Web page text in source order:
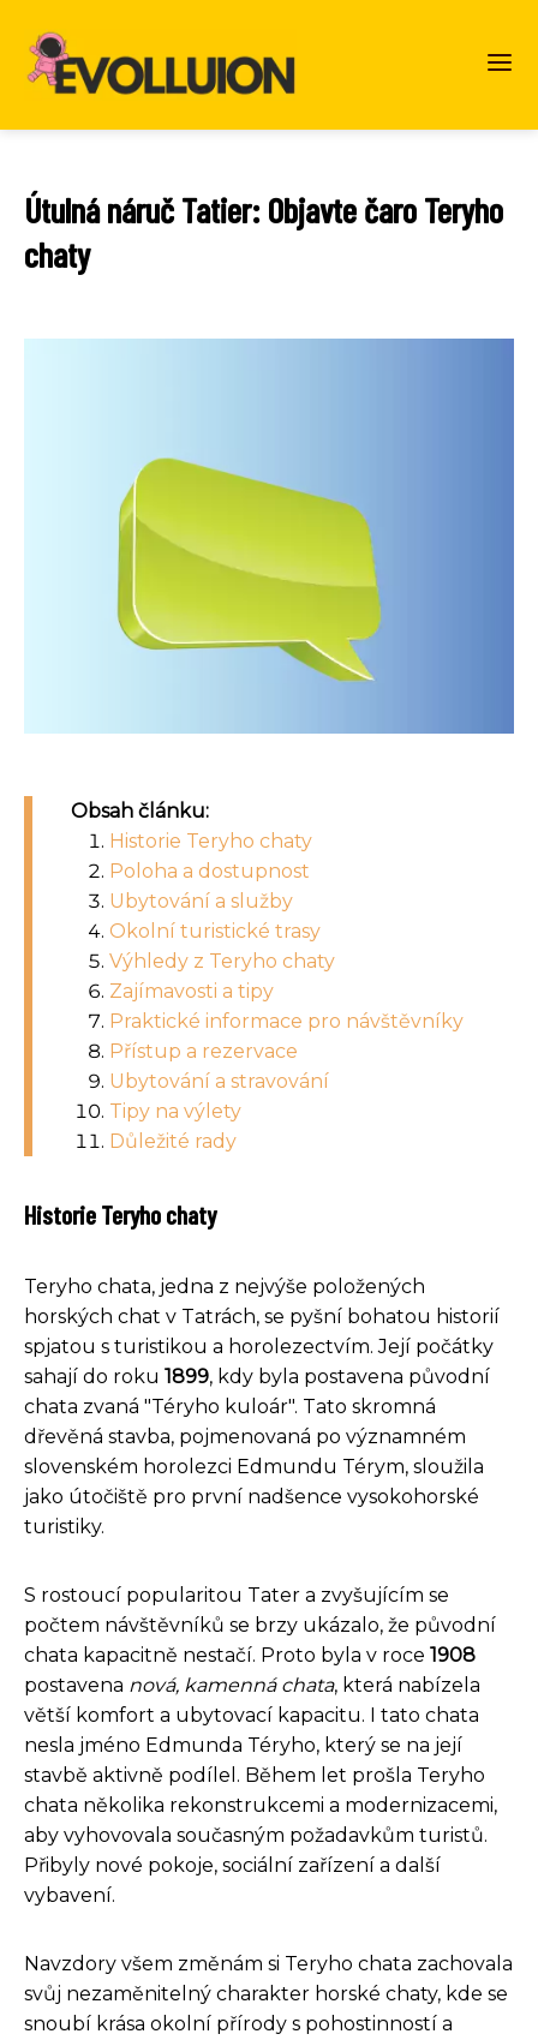
Útulná náruč Tatier: Objavte čaro Teryho
chaty
Obsah článku:
Historie Teryho chaty
Poloha a dostupnost
Ubytování a služby
Okolní turistické trasy
Výhledy z Teryho chaty
Zajímavosti a tipy
Praktické informace pro návštěvníky
Přístup a rezervace
Ubytování a stravování
Tipy na výlety
Důležité rady
Historie Teryho chaty
Teryho chata, jedna z nejvýše položených
horských chat v Tatrách, se pyšní bohatou historií
spjatou s turistikou a horolezectvím. Její počátky
sahají do roku 1899, kdy byla postavena původní
chata zvaná "Téryho kuloár". Tato skromná
dřevěná stavba, pojmenovaná po významném
slovenském horolezci Edmundu Térym, sloužila
jako útočiště pro první nadšence vysokohorské
turistiky.
S rostoucí popularitou Tater a zvyšujícím se
počtem návštěvníků se brzy ukázalo, že původní
chata kapacitně nestačí. Proto byla v roce 1908
postavena nová, kamenná chata, která nabízela
větší komfort a ubytovací kapacitu. I tato chata
nesla jméno Edmunda Téryho, který se na její
stavbě aktivně podílel. Během let prošla Teryho
chata několika rekonstrukcemi a modernizacemi,
aby vyhovovala současným požadavkům turistů.
Přibyly nové pokoje, sociální zařízení a další
vybavení.
Navzdory všem změnám si Teryho chata zachovala
svůj nezaměnitelný charakter horské chaty, kde se
snoubí krása okolní přírody s pohostinností a